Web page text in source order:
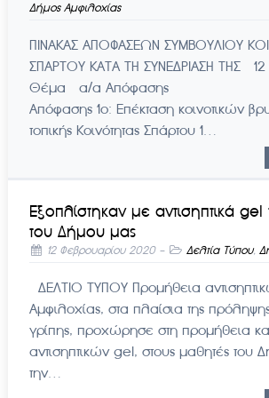
Δήμος Αμφιλοχίας
ΠΙΝΑΚΑΣ ΑΠΟΦΑΣΕΩΝ ΣΥΜΒΟΥΛΙΟΥ
ΣΠΑΡΤΟΥ ΚΑΤΑ ΤΗ ΣΥΝΕΔΡΙΑΣΗ ΤΗΣ
Θέμα α/α Απόφασης
Απόφασης 1ο: Επέκταση κοινοτικών
τοπικής Κοινότητας Σπάρτου 1…
Εξοπλίστηκαν με αντισηπτικά
του Δήμου μας
12 Φεβρουαρίου 2020- Δελτία Τύπου,
ΔΕΛΤΙΟ ΤΥΠΟY Προμήθεια
Αμφιλοχίας, στα πλαίσια της
γρίπης, προχώρησε στη προμήθεια
αντισηπτικών gel, στους μαθητές του
την…